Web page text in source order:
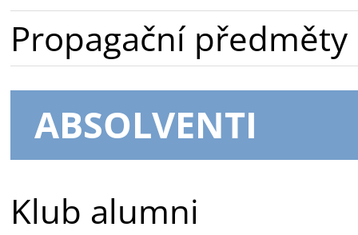
Propagační předměty
ABSOLVENTI
Klub alumni